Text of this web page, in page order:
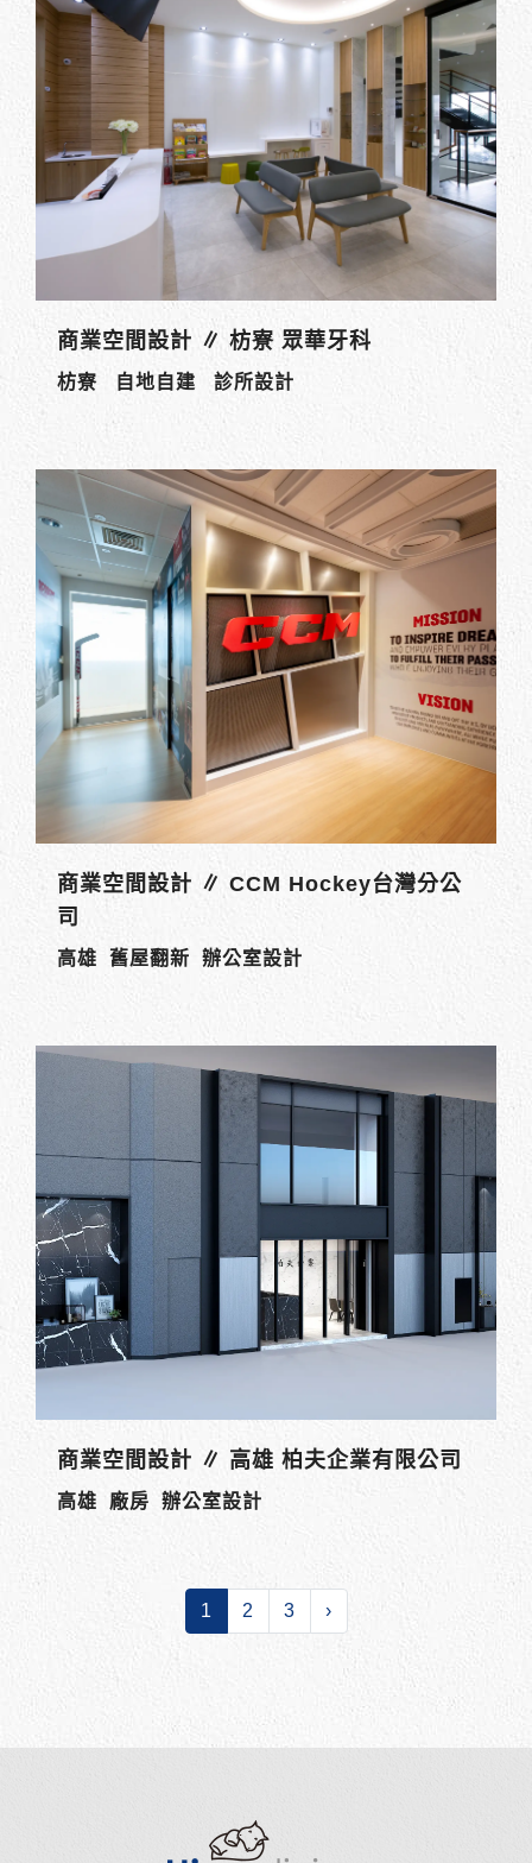
商業空間設計 ∥ 枋寮 眾華牙科
枋寮 自地自建 診所設計
商業空間設計 ∥ CCM Hockey台灣分公
司
高雄 舊屋翻新 辦公室設計
商業空間設計 ∥ 高雄 柏夫企業有限公司
高雄 廠房 辦公室設計
1 2 3 ›